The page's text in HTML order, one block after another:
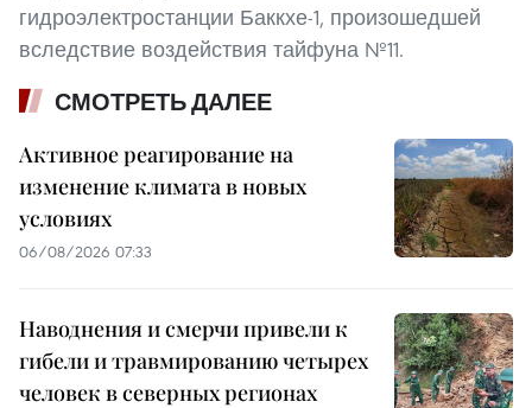
гидроэлектростанции Баккхе-1, произошедшей
вследствие воздействия тайфуна №11.
СМОТРЕТЬ ДАЛЕЕ
Активное реагирование на
изменение климата в новых
условиях
06/08/2026 07:33
Наводнения и смерчи привели к
гибели и травмированию четырех
человек в северных регионах